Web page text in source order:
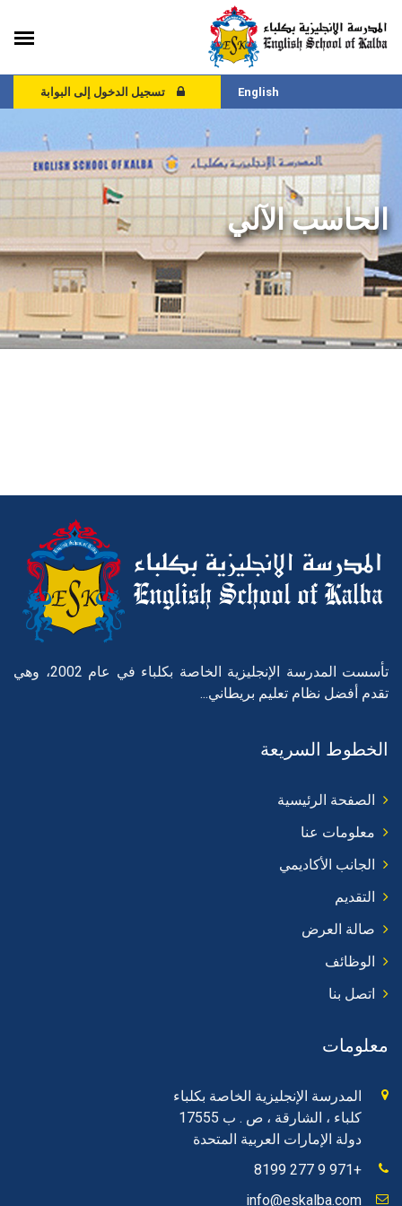
English تسجيل الدخول إلى البوابة
الحاسب الآلي
تأسست المدرسة الإنجليزية الخاصة بكلباء في عام 2002، وهي
تقدم أفضل نظام تعليم بريطاني...
الخطوط السريعة
الصفحة الرئيسية
معلومات عنا
الجانب الأكاديمي
التقديم
صالة العرض
الوظائف
اتصل بنا
معلومات
المدرسة الإنجليزية الخاصة بكلباء
كلباء ، الشارقة ، ص . ب 17555
دولة الإمارات العربية المتحدة
+971 9 277 8199
info@eskalba.com